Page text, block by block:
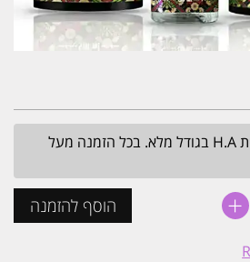
מתנה! סרום לשיער מבית H.A בגודל מלא. בכל הזמנה מעל
+ הוסף להזמנה